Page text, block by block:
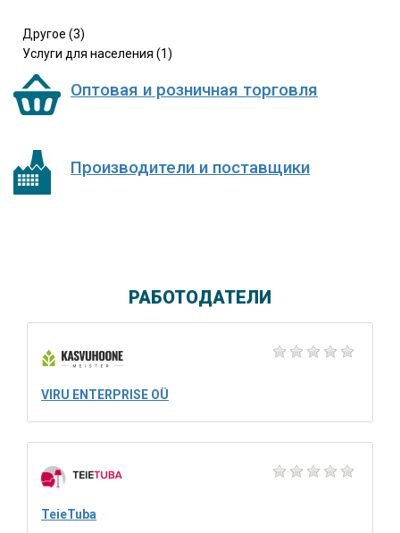
Другое (3)
Услуги для населения (1)
Оптовая и розничная торговля
Производители и поставщики
РАБОТОДАТЕЛИ
VIRU ENTERPRISE OÜ
TeieTuba